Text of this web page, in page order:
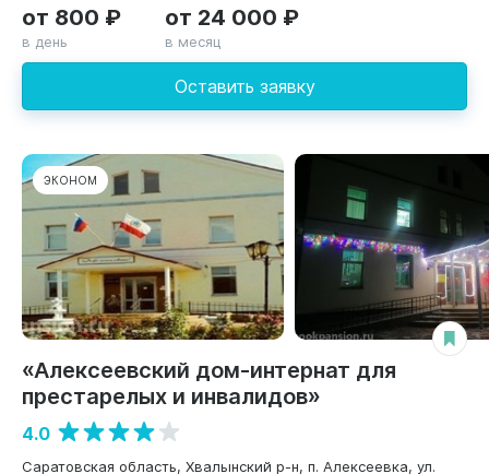
Оставить заявку
от 800 ₽
в день
от 24 000 ₽
в месяц
ЭКОНОМ
«Алексеевский дом-интернат для
престарелых и инвалидов»
4.0
Саратовская область, Хвалынский р-н, п. Алексеевка, ул.